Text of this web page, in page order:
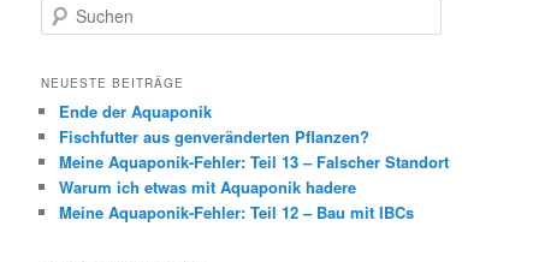
u
h
NEUESTE BEITRÄGE
Ende der Aquaponik
Fischfutter aus genveränderten Pflanzen?
Meine Aquaponik-Fehler: Teil 13 – Falscher Standort
Warum ich etwas mit Aquaponik hadere
Meine Aquaponik-Fehler: Teil 12 – Bau mit IBCs